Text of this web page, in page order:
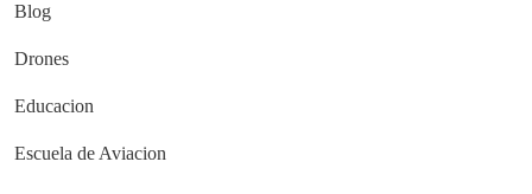
Blog
Drones
Educacion
Escuela de Aviacion